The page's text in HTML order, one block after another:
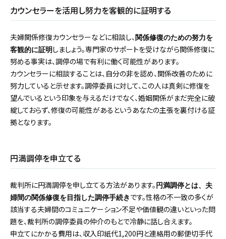
カウンセラーを活用し努力を客観的に証明する
夫婦関係修復カウンセラーなどに相談し、 関係修復のための努力を
客観的に証明 しましょう。専門家のサポートを受けながら関係修復に
努める事実は、調停の場で有利に働く可能性があります。
カウンセラーに相談することは、自分の非を認め、関係改善のために
努力していると示せます。調停委員に対して、この人は真剣に修復を
望んでいるという印象を与えるだけでなく、婚姻関係がまだ完全に破
綻しておらず、修復の可能性があるというあなたの主張を裏付ける証
拠となります。
円満調停を申立てる
裁判所に円満調停を申し立てる方法があります。 円満調停とは、夫
婦間の関係修復を目指した調停手続き です。性格の不一致の多くが
該当する夫婦間のコミュニケーション不足や価値観の違いといった問
題を、裁判所の調停委員の仲介のもとで冷静に話し合えます。
申立てにかかる費用は、収入印紙代1,200円と連絡用の郵便切手代